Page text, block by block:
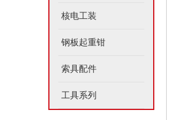
核电工装
钢板起重钳
索具配件
工具系列